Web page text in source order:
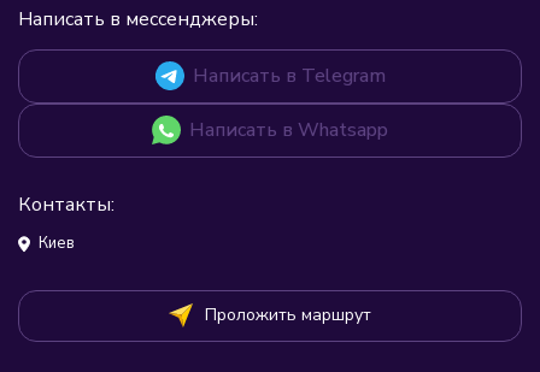
Написать в мессенджеры:
Написать в Telegram
Написать в Whatsapp
Контакты:
Киев
Проложить маршрут